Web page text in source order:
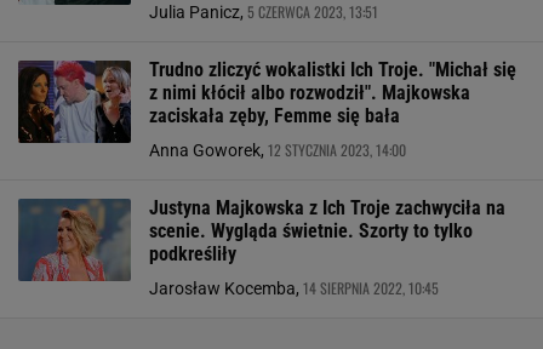
Julia Panicz, 5 CZERWCA 2023, 13:51
Trudno zliczyć wokalistki Ich Troje. "Michał się
z nimi kłócił albo rozwodził". Majkowska
zaciskała zęby, Femme się bała
Anna Goworek, 12 STYCZNIA 2023, 14:00
Justyna Majkowska z Ich Troje zachwyciła na
scenie. Wygląda świetnie. Szorty to tylko
podkreśliły
Jarosław Kocemba, 14 SIERPNIA 2022, 10:45